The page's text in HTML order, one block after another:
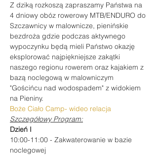
Z dziką rozkoszą zapraszamy Państwa na
4 dniowy obóz rowerowy MTB/ENDURO do
Szczawnicy w malownicze, pienińskie
bezdroża gdzie podczas aktywnego
wypoczynku będą mieli Państwo okazję
eksplorować najpiękniejsze zakątki
naszego regionu rowerem oraz kajakiem z
bazą noclegową w malowniczym
"Gościńcu nad wodospadem" z widokiem
na Pieniny.
Boże Ciało Camp- wideo relacja
Szczegółowy Program:
Dzień I
10:00-11:00 - Zakwaterowanie w bazie
noclegowej